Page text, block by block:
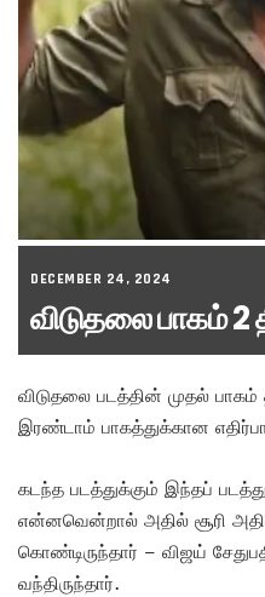
DECEMBER 24, 2024
விடுதலை பாகம் 2
விடுதலை படத்தின் முதல்
இரண்டாம் பாகத்துக்கான
கடந்த படத்துக்கும் இந்தப்
என்னவென்றால் அதில் சூரி
கொண்டிருந்தார் – விஜய்
வந்திருந்தார்.